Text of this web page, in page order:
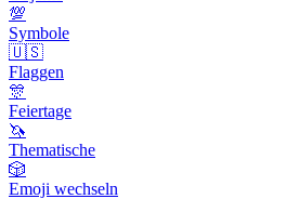
💯
Symbole
🇺🇸
Flaggen
🎊
Feiertage
🦄
Thematische
🎲
Emoji wechseln